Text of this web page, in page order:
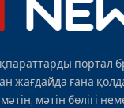
портал
жағдайда ғана
мәтін бөлігі